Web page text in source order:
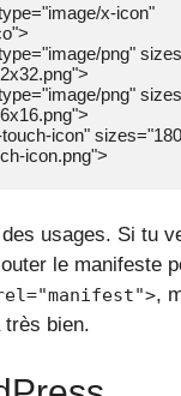
x-icon"
png"
png"
icon"
icon.png">
usages. Si tu
le manifeste
,
très bien.